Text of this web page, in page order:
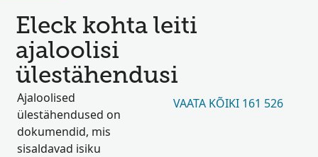
Eleck kohta leiti
ajaloolisi
ülestähendusi
Ajaloolised
ülestähendused on
dokumendid, mis
sisaldavad isiku
VAATA KÕIKI 161 526